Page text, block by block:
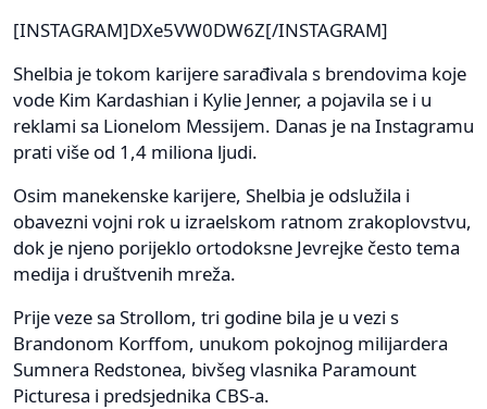
[INSTAGRAM]DXe5VW0DW6Z[/INSTAGRAM]
Shelbia je tokom karijere sarađivala s brendovima koje
vode Kim Kardashian i Kylie Jenner, a pojavila se i u
reklami sa Lionelom Messijem. Danas je na Instagramu
prati više od 1,4 miliona ljudi.
Osim manekenske karijere, Shelbia je odslužila i
obavezni vojni rok u izraelskom ratnom zrakoplovstvu,
dok je njeno porijeklo ortodoksne Jevrejke često tema
medija i društvenih mreža.
Prije veze sa Strollom, tri godine bila je u vezi s
Brandonom Korffom, unukom pokojnog milijardera
Sumnera Redstonea, bivšeg vlasnika Paramount
Picturesa i predsjednika CBS-a.